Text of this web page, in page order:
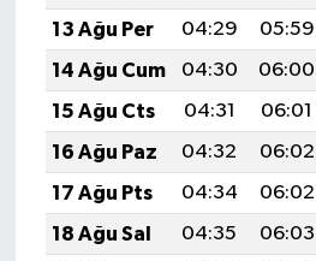
13 Ağu Per
04:29 05:59
14 Ağu Cum
04:30 06:00
15 Ağu Cts
04:31 06:01
16 Ağu Paz
04:32 06:02
17 Ağu Pts
04:34 06:02
18 Ağu Sal
04:35 06:03